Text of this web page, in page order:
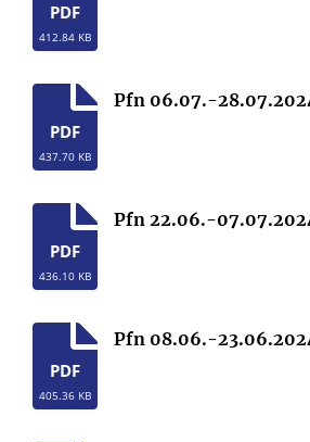
PDF
412.84 KB
PDF
437.70 KB
Pfn 06.07.-
PDF
436.10 KB
Pfn 22.06.-
PDF
405.36 KB
Pfn 08.06.-